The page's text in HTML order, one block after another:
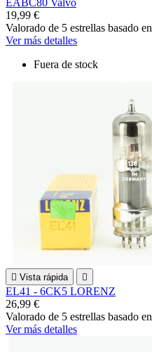
EABC80 Valvo
19,99 €
Valorado de 5 estrellas basado en
Ver más detalles
Fuera de stock
 Vista rápida 
EL41 - 6CK5 LORENZ
26,99 €
Valorado de 5 estrellas basado en
Ver más detalles